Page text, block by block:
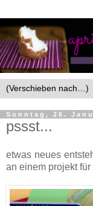
Sonntag, 26.
pssst...
etwas neues
an einem projekt